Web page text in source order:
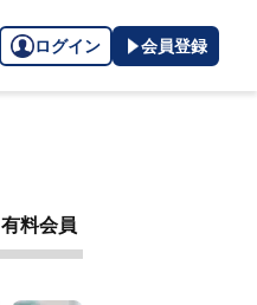
ログイン 会員登録
有料会員